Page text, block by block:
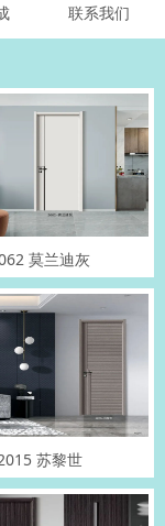
联系我们
莫兰迪灰
苏黎世